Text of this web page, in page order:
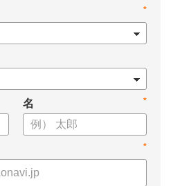
のメリット
への応用
*
*
名
*